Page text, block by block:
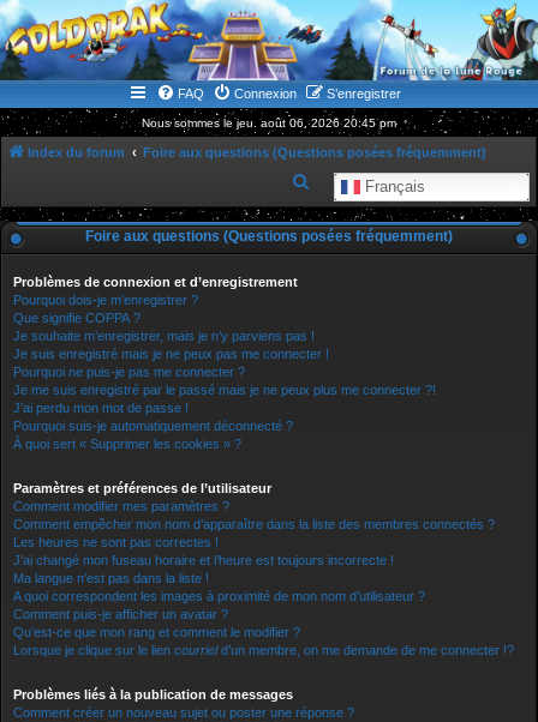
WWW.GOLDORAKGO.COM
le site de la Lune Rouge
FAQ Connexion S’enregistrer
Nous sommes le jeu. août 06, 2026 20:45 pm
Index du forum Foire aux questions (Questions posées fréquemment)
Français
e
c
c
Foire aux questions (Questions posées fréquemment)
Problèmes de connexion et d’enregistrement
Pourquoi dois-je m’enregistrer ?
Que signifie COPPA ?
Je souhaite m’enregistrer, mais je n’y parviens pas !
Je suis enregistré mais je ne peux pas me connecter !
Pourquoi ne puis-je pas me connecter ?
Je me suis enregistré par le passé mais je ne peux plus me connecter ?!
J’ai perdu mon mot de passe !
Pourquoi suis-je automatiquement déconnecté ?
À quoi sert « Supprimer les cookies » ?
Paramètres et préférences de l’utilisateur
Comment modifier mes paramètres ?
Comment empêcher mon nom d’apparaître dans la liste des membres connectés ?
Les heures ne sont pas correctes !
J’ai changé mon fuseau horaire et l’heure est toujours incorrecte !
Ma langue n’est pas dans la liste !
A quoi correspondent les images à proximité de mon nom d’utilisateur ?
Comment puis-je afficher un avatar ?
Qu’est-ce que mon rang et comment le modifier ?
Lorsque je clique sur le lien courrield’un membre, on me demande de me connecter !?
Problèmes liés à la publication de messages
Comment créer un nouveau sujet ou poster une réponse ?